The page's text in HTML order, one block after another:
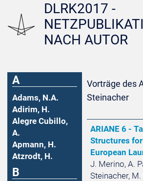
DLRK2017 -
NACH AUTOR
A
Adams, N.A.
Adirim, H.
Alegre Cubillo,
A.
Apmann, H.
Atzrodt, H.
B
Vorträge des
Steinacher
ARIANE 6 -
Structures
European
J. Merino, A.
Steinacher,